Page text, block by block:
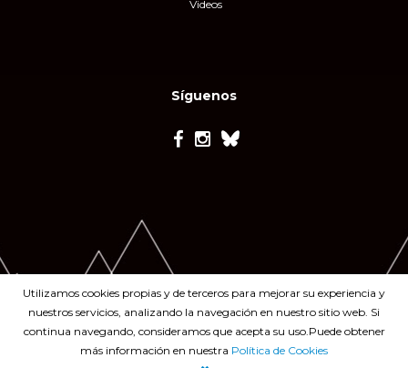
Utilizamos cookies propias y de terceros para mejorar su experiencia y
nuestros servicios, analizando la navegación en nuestro sitio web. Si
continua navegando, consideramos que acepta su uso.Puede obtener
más información en nuestra Política de Cookies
Síguenos
Videos